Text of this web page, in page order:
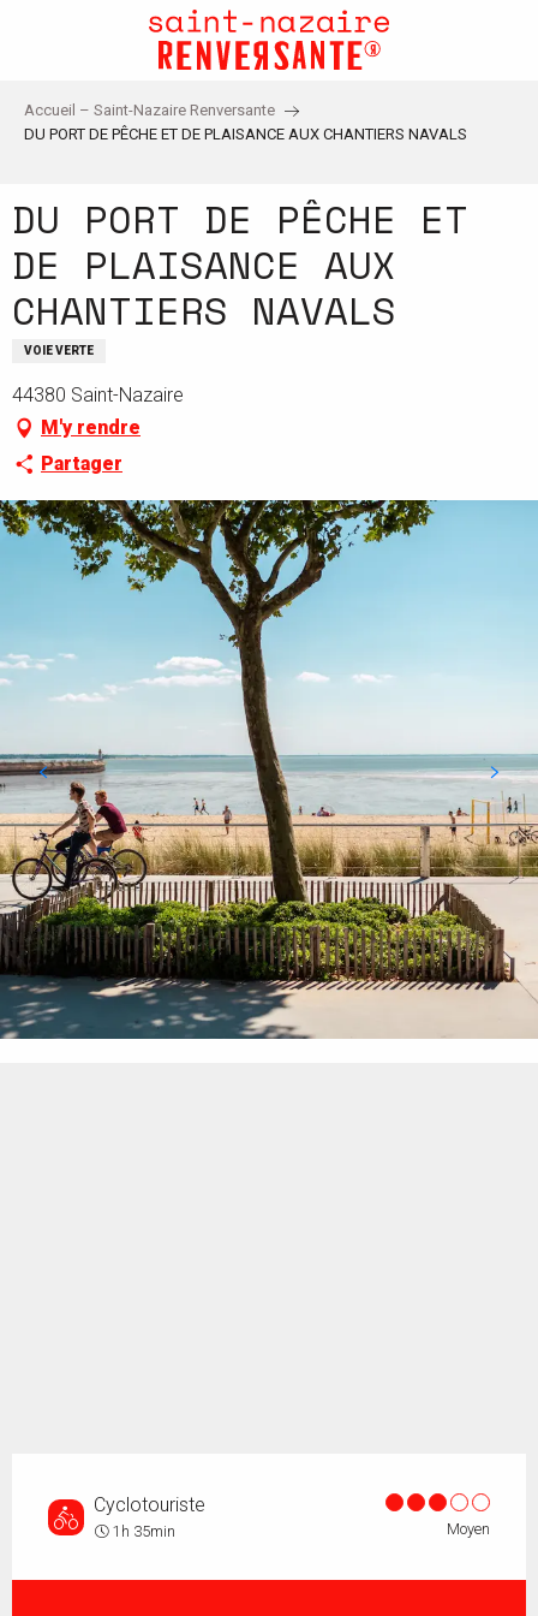
principal
Accueil – Saint-Nazaire Renversante
DU PORT DE PÊCHE ET DE PLAISANCE AUX CHANTIERS NAVALS
DU PORT DE PÊCHE ET
DE PLAISANCE AUX
CHANTIERS NAVALS
VOIE VERTE
44380 Saint-Nazaire
M'y rendre
Partager
Cyclotouriste
1h 35min Moyen